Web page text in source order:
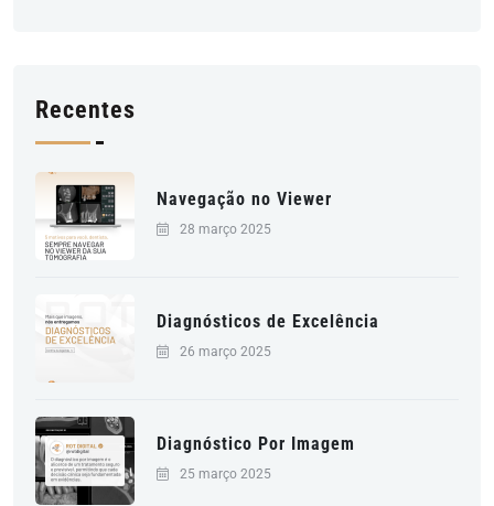
Recentes
Navegação no Viewer
28 março 2025
Diagnósticos de Excelência
26 março 2025
Diagnóstico Por Imagem
25 março 2025